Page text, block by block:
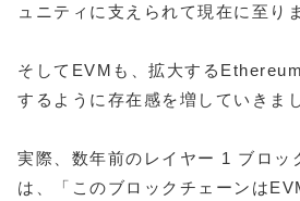
ュニティに支えられて現在に至り
そしてEVMも、拡大する
するように存在感を増していきま
実際、数年前のレイヤー 1 ブロッ
は、「このブロックチェーンは